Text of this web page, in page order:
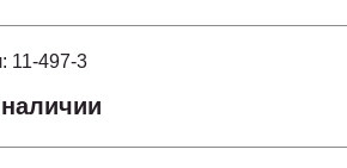
11-497-3